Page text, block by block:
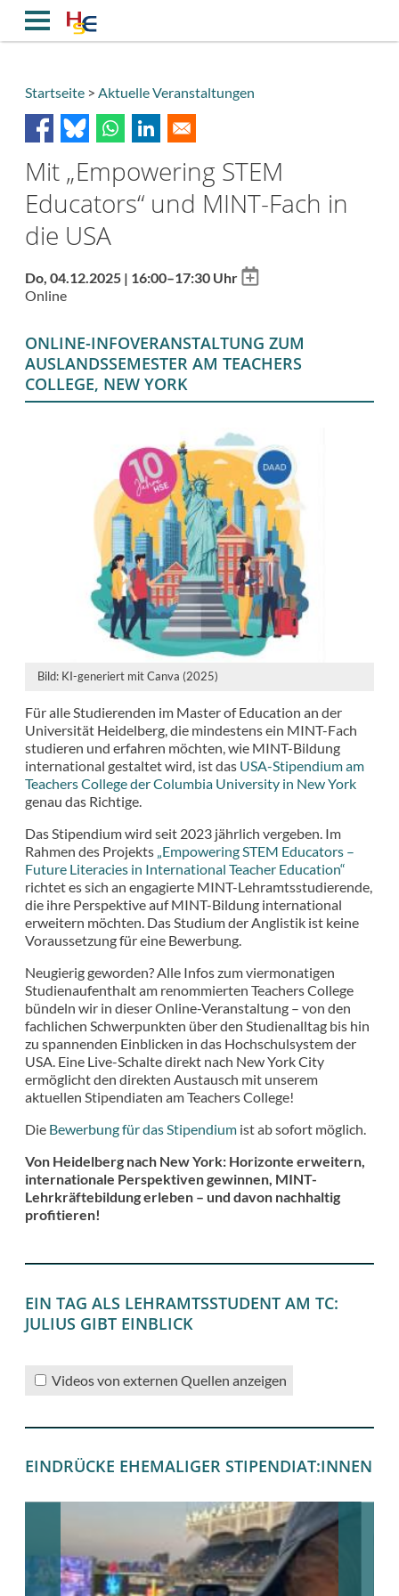
Inhalt
Breadcrumb
Startseite Aktuelle Veranstaltungen
Mit „Empowering STEM
Educators“ und MINT-Fach in
die USA
Do, 04.12.2025 | 16:00–17:30 Uhr Add
Online
ONLINE-INFOVERANSTALTUNG ZUM
AUSLANDSSEMESTER AM TEACHERS
COLLEGE, NEW YORK
Bild: KI-generiert mit Canva (2025)
Für alle Studierenden im Master of Education an der
Universität Heidelberg, die mindestens ein MINT-Fach
studieren und erfahren möchten, wie MINT-Bildung
international gestaltet wird, ist das USA-Stipendium am
Teachers College der Columbia University in New York
genau das Richtige.
Das Stipendium wird seit 2023 jährlich vergeben. Im
Rahmen des Projekts „Empowering STEM Educators –
Future Literacies in International Teacher Education“
richtet es sich an engagierte MINT-Lehramtsstudierende,
die ihre Perspektive auf MINT-Bildung international
erweitern möchten. Das Studium der Anglistik ist keine
Voraussetzung für eine Bewerbung.
Neugierig geworden? Alle Infos zum viermonatigen
Studienaufenthalt am renommierten Teachers College
bündeln wir in dieser Online-Veranstaltung – von den
fachlichen Schwerpunkten über den Studienalltag bis hin
zu spannenden Einblicken in das Hochschulsystem der
USA. Eine Live-Schalte direkt nach New York City
ermöglicht den direkten Austausch mit unserem
aktuellen Stipendiaten am Teachers College!
Die Bewerbung für das Stipendium ist ab sofort möglich.
Von Heidelberg nach New York: Horizonte erweitern,
internationale Perspektiven gewinnen, MINT-
Lehrkräftebildung erleben – und davon nachhaltig
profitieren!
EIN TAG ALS LEHRAMTSSTUDENT AM TC:
JULIUS GIBT EINBLICK
Videos von externen Quellen anzeigen
EINDRÜCKE EHEMALIGER STIPENDIAT:INNEN